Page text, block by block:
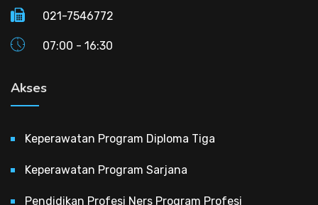
021-7546772
07:00 - 16:30
Akses
Keperawatan Program Diploma Tiga
Keperawatan Program Sarjana
Pendidikan Profesi Ners Program Profesi